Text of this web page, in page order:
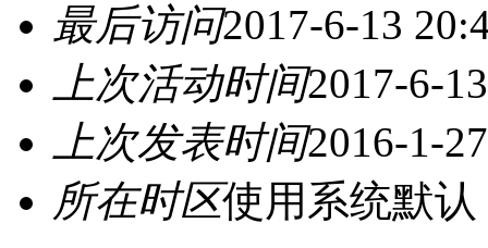
最后访问2017-6-13
上次活动时间2017-6-
上次发表时间2016-1-
所在时区使用系统默认